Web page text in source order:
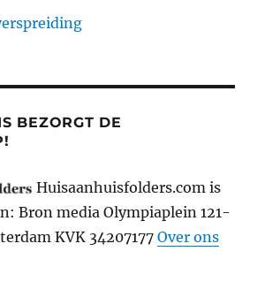
BEZORGT DE
Huisaanhuisfolders.com is
Bron media Olympiaplein 121-
KVK 34207177Over ons